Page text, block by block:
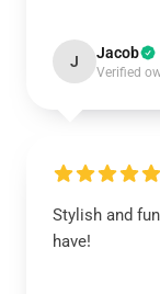
J Jacob
Verified
Stylish and
have!